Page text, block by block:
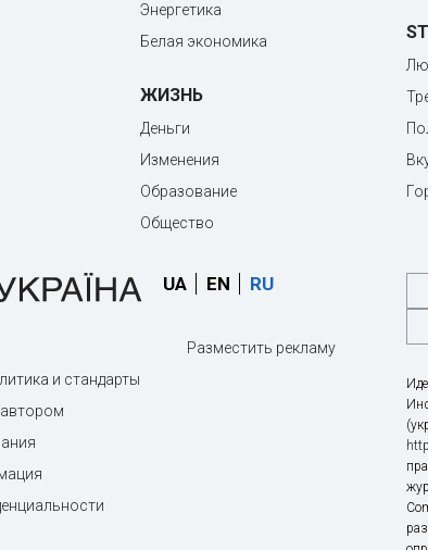
Энергетика
Белая экономика
ЖИЗНЬ
Деньги
Изменения
Образование
Общество
UA EN RU
и стандарты
Разместить рекламу